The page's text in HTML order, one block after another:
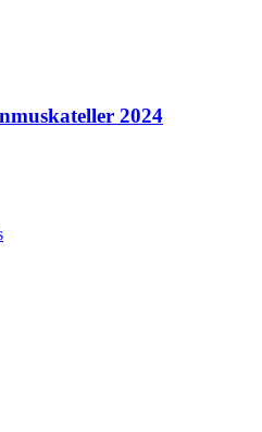
2024